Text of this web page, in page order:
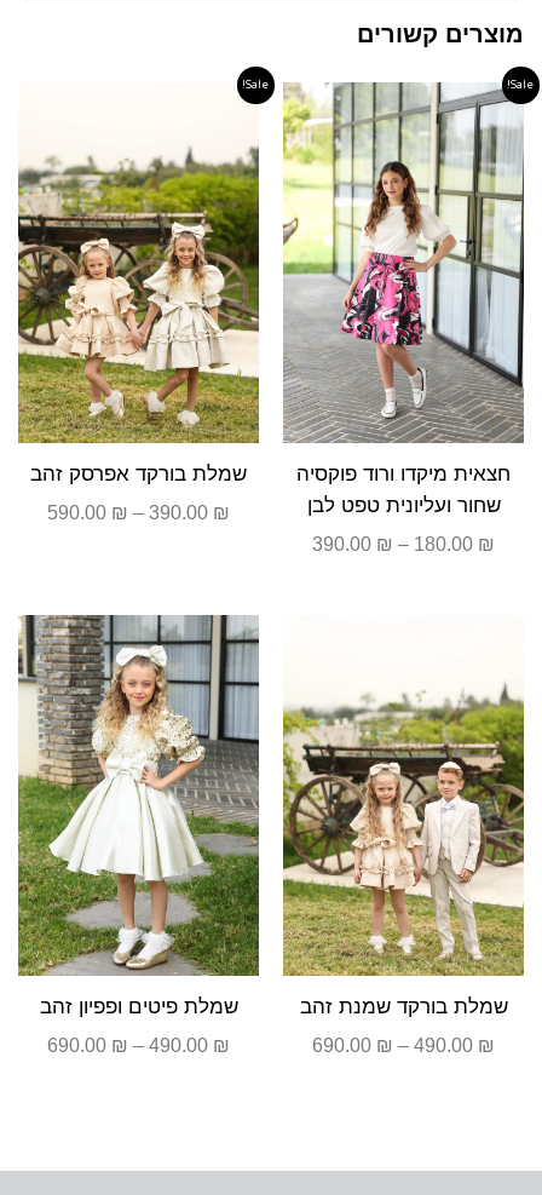
מוצרים קשורים
Sale!
חצאית מיקדו ורוד פוקסיה
שחור ועליונית טפט לבן
180.00 ₪
–
390.00 ₪
טווח
מחירים:
עד
Sale!
שמלת בורקד אפרסק זהב
390.00 ₪
–
590.00 ₪
עד
שמלת בורקד שמנת זהב
490.00 ₪
–
690.00 ₪
מחירים:
שמלת פיטים ופפיון זהב
490.00 ₪
–
690.00 ₪
טווח
עד